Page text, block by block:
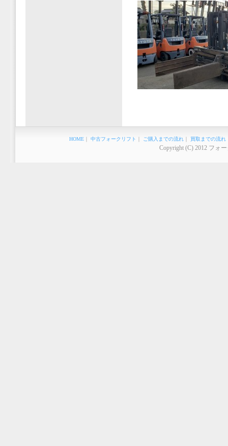
HOME 中古フォークリフト ご購入までの流れ 買取までの流れ
Copyright (C) 2012 フォ